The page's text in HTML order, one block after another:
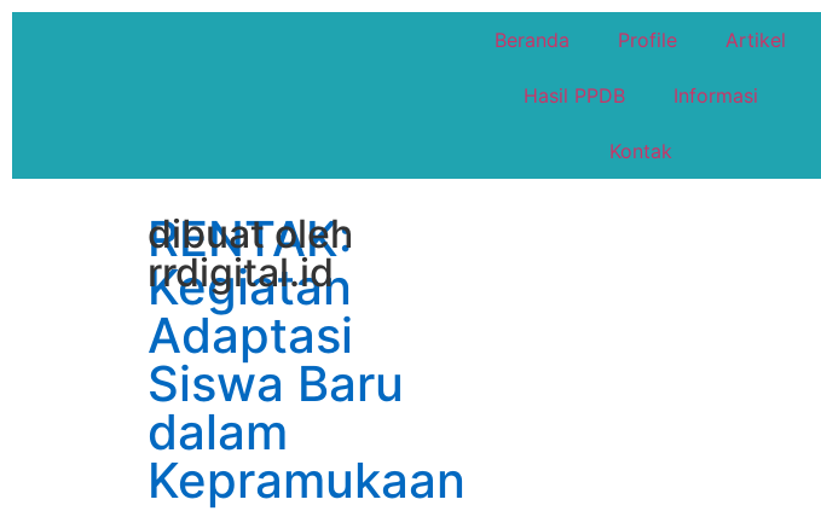
Beranda Profile Artikel
Hasil PPDB Informasi
Kontak
RENTAK:
Kegiatan
Adaptasi
Siswa Baru
dalam
Kepramukaan
dibuat oleh
rrdigital.id